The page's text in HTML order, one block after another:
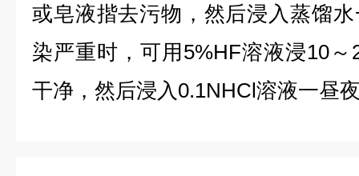
或皂液揩去污物，然后浸入蒸馏
染严重时，可用5%HF溶液浸10
干净，然后浸入0.1NHCl溶液一昼